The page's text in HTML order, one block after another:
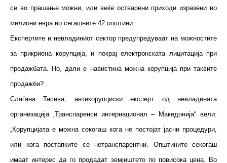
се во прашање можни, или веќе остварени приходи изразени во
милиони евра во сегашните 42 општини.
Експертите и невладиниот сектор предупредуваат на можностите
за прикриена корупција, и покрај електронската лицитација при
продажбата. Но, дали е навистина можна корупција при таквите
продажби?
Слаѓана Тасева, антикорупциски експерт од невладината
организација „Транспаренси интернационал – Македонија“ вели:
„Корупцијата е можна секогаш кога не постојат јасни процедури,
или кога постапките се нетранспарентни. Општините секогаш
имаат интерес да го продадат земјиштето по повисока цена. Во